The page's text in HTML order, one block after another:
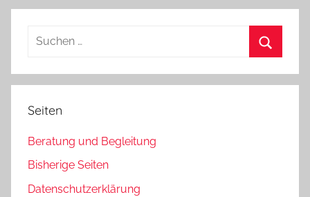
Suchen
Seiten
Beratung und Begleitung
Bisherige Seiten
Datenschutzerklärung